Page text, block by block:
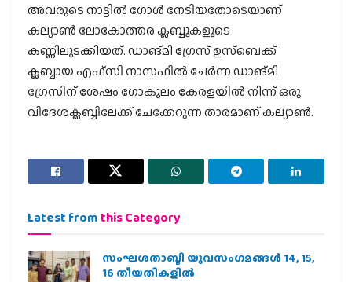
അവരുടെ നാട്ടില്‍ ഗോള്‍ നേടിയതോടെയാണ്
കല്യാണ്‍ ലോകോത്തര ക്ലബ്ബുകളുടെ
കണ്ണിലുടക്കിയത്. ഡാങ്മി ഗ്രേസ് ഉസ്ബെക്ക്
ക്ലബ്ബായ എഫ്സി നാസഫില്‍ ചേര്‍ന്ന ഡാങ്മി
ഗ്രേസിന് ശേഷം ഗോകുലം കേരളയില്‍ നിന്ന് ഒരു
വിദേശക്ലബ്ബിലേക്ക് ചേക്കേറുന്ന താരമാണ് കല്യാണ്‍.
Latest from this Category
സംഘശതാബ്ദി യുവസംഗമങ്ങള്‍ 14, 15,
16 തീയതികളില്‍